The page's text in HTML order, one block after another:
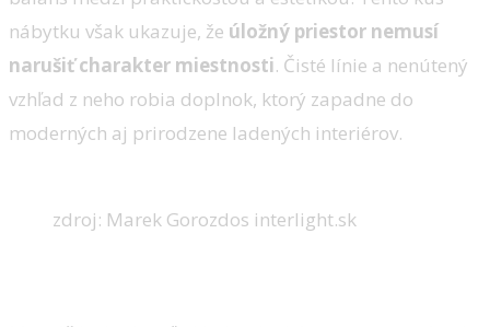
nábytku však ukazuje, že úložný priestor nemusí
narušiť charakter miestnosti. Čisté línie a nenútený
vzhľad z neho robia doplnok, ktorý zapadne do
moderných aj prirodzene ladených interiérov.
zdroj: Marek Gorozdos interlight.sk